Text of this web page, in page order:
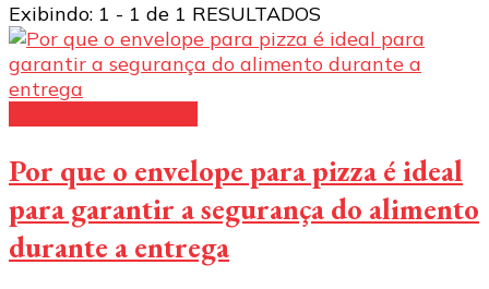
Exibindo: 1 - 1 de 1 RESULTADOS
Por que o envelope para pizza é ideal
para garantir a segurança do alimento
durante a entrega